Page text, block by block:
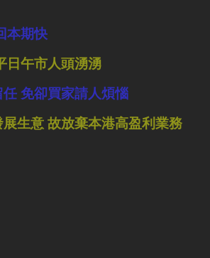
本期快
日午市人頭湧湧
免卻買家請人煩惱
生意 故放棄本港高盈利業務